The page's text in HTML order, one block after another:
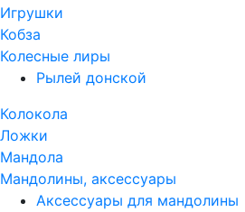
Игрушки
Кобза
Колесные лиры
Рылей донской
Колокола
Ложки
Мандола
Мандолины, аксессуары
Аксессуары для мандолины